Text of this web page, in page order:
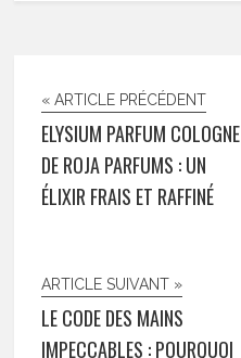
« ARTICLE PRÉCÉDENT
ELYSIUM PARFUM COLOGNE
DE ROJA PARFUMS : UN
ÉLIXIR FRAIS ET RAFFINÉ
ARTICLE SUIVANT »
LE CODE DES MAINS
IMPECCABLES : POURQUOI